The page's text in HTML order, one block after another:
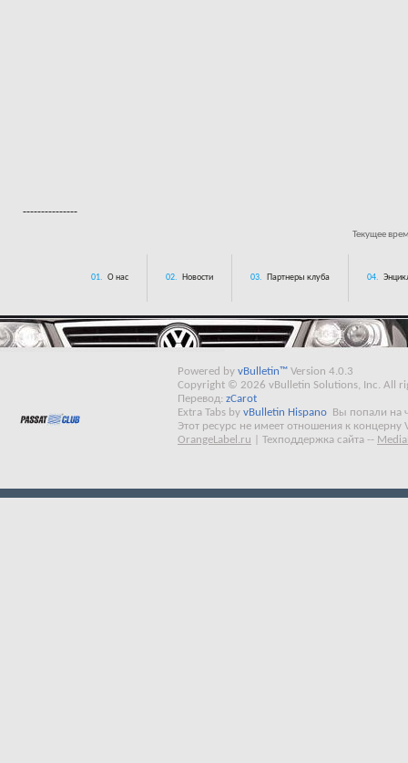
---------------
Текущее
01. О нас 02. Новости 03. Партнеры клуба 04.
Powered by vBulletin™ Version 4.0.3
Copyright © 2026 vBulletin Solutions, Inc. All
Перевод: zCarot
Extra Tabs by vBulletin Hispano
Вы попали на
Этот ресурс не имеет отношения к концерну
OrangeLabel.ru
Техподдержка сайта --